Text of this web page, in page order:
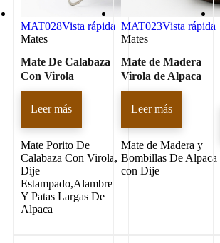
MAT028Vista rápida
Mates
Mate De Calabaza
Con Virola
Leer más
Mate Porito De
Calabaza Con Virola,
Dije
Estampado,Alambre
Y Patas Largas De
Alpaca
MAT023Vista rápida
Mates
Mate de Madera
Virola de Alpaca
Leer más
Mate de Madera y
Bombillas De Alpaca
con Dije